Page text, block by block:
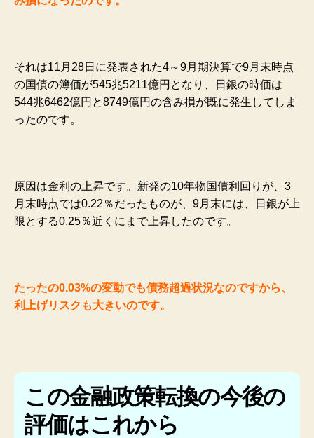
それは11月28日に発表された4～9月期決算で9月末時点
の国債の簿価が545兆5211億円となり、日銀の時価は
544兆6462億円と8749億円の含み損が既に発生してしま
ったのです。
原因は金利の上昇です。新発の10年物国債利回りが、3
月末時点では0.22％だったものが、9月末には、日銀が上
限とする0.25％近くにまで上昇したのです。
たったの0.03%の変動でも債務超過状況なのですから、
利上げリスクも大きいのです。
この金融政策転換の今後の
評価はこれから